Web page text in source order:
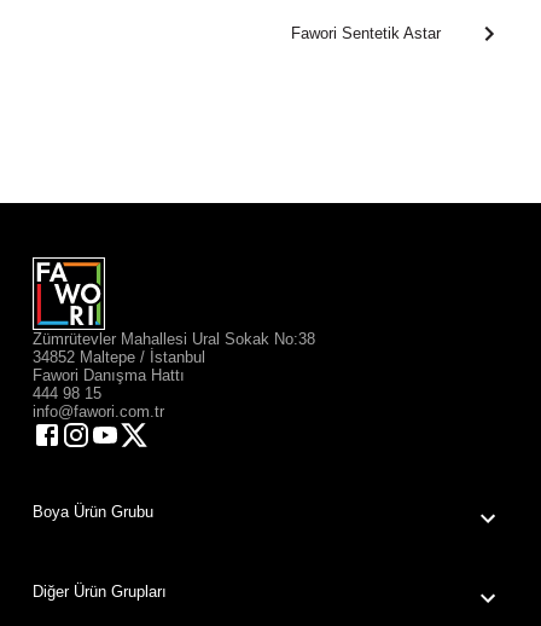
Fawori Sentetik Astar
Zümrütevler Mahallesi Ural Sokak No:38
34852 Maltepe / İstanbul
Fawori Danışma Hattı
444 98 15
info@fawori.com.tr
Boya Ürün Grubu
Diğer Ürün Grupları